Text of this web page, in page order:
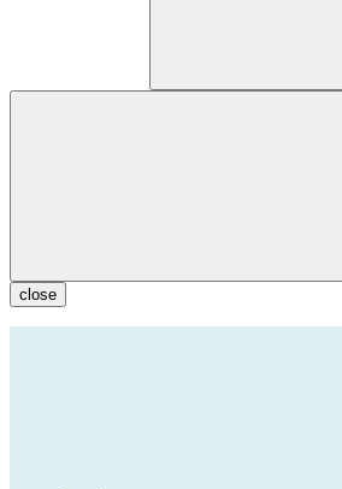
close